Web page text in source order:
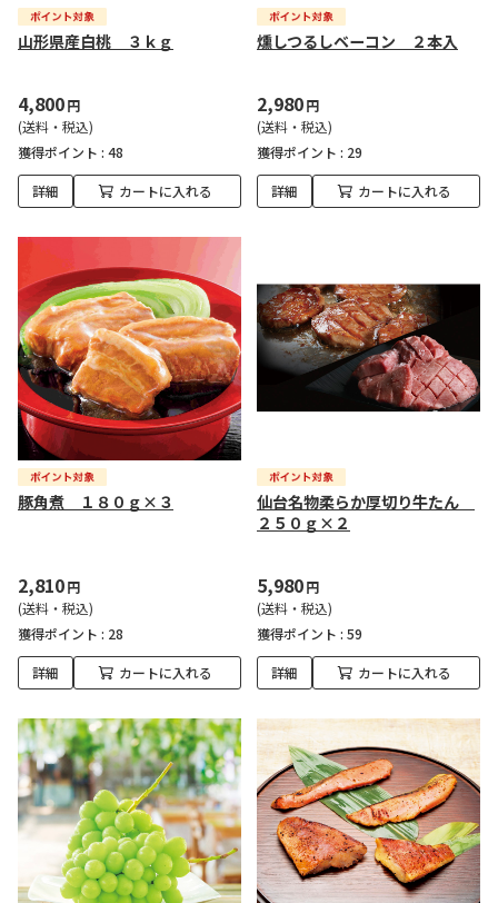
山形県産白桃 ３ｋｇ
4,800円
(送料・税込)
獲得ポイント : 48
詳細 カートに入れる
燻しつるしベーコン ２本入
2,980円
(送料・税込)
獲得ポイント : 29
詳細 カートに入れる
豚角煮 １８０ｇ×３
2,810円
(送料・税込)
獲得ポイント : 28
詳細 カートに入れる
仙台名物柔らか厚切り牛たん
２５０ｇ×２
5,980円
(送料・税込)
獲得ポイント : 59
詳細 カートに入れる